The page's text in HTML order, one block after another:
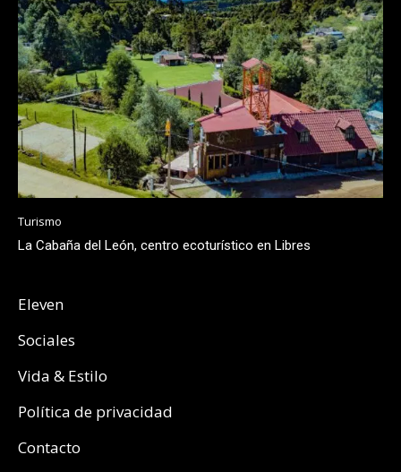
Turismo
La Cabaña del León, centro ecoturístico en Libres
Eleven
Sociales
Vida & Estilo
Política de privacidad
Contacto